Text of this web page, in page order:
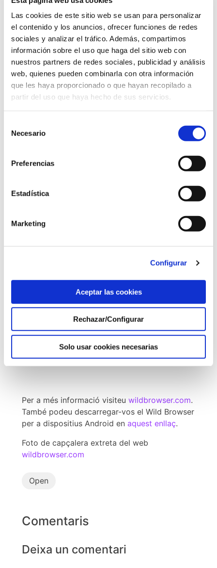
Las cookies de este sitio web se usan para personalizar
el contenido y los anuncios, ofrecer funciones de redes
sociales y analizar el tráfico. Además, compartimos
información sobre el uso que haga del sitio web con
nuestros partners de redes sociales, publicidad y análisis
web, quienes pueden combinarla con otra información
que les haya proporcionado o que hayan recopilado a
partir del uso que haya hecho de sus servicios.
Necesario
Preferencias
Estadística
Marketing
Configurar
Aceptar las cookies
Rechazar/Configurar
Solo usar cookies necesarias
biosferes, on moltes espècies animals estan en
perill d’extinció, la parella va decidir formar
part de la solució. Va néixer Wild Browser. Un
navegador web mòbil que ajuda a conservar
les espècies salvatges, millora la vida de les
persones, els animals i el medi ambient.
Foto extreta del web
wildbrowser.com
Representes alguna ONG pro
animal i la vols ajudar?
Posa’t en contacte amb Wild
Per a més informació visiteu wildbrowser.com.
També podeu descarregar-vos el Wild Browser
per a dispositius Android en aquest enllaç.
Foto de capçalera extreta del web
wildbrowser.com
Open
Comentaris
Deixa un comentari